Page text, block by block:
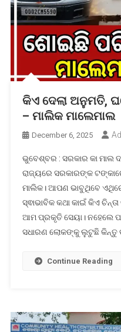
କିଏ ଦେଲା ଅନୁମତି,
– ମାଲିକ ମାଲେମାଲ
December 6, 2025
ଭୁବେଶ୍ବର : ସରକାର କା ମାଲ
ରାଜ୍ୟରେ ସରକାରଙ୍କ
ମାଲିକ। ଆପଣ ଭାବୁଥିବେ
ସ୍ଵାଭାବିକ କଥା କାଇଁ କିଏ
ଆମ ପ୍ରକୃତି ସେୟା।
ସଧାରଣ ଲୋକଙ୍କୁ ଲୁଟୁଛି କିନ୍ତୁ
Continue Reading